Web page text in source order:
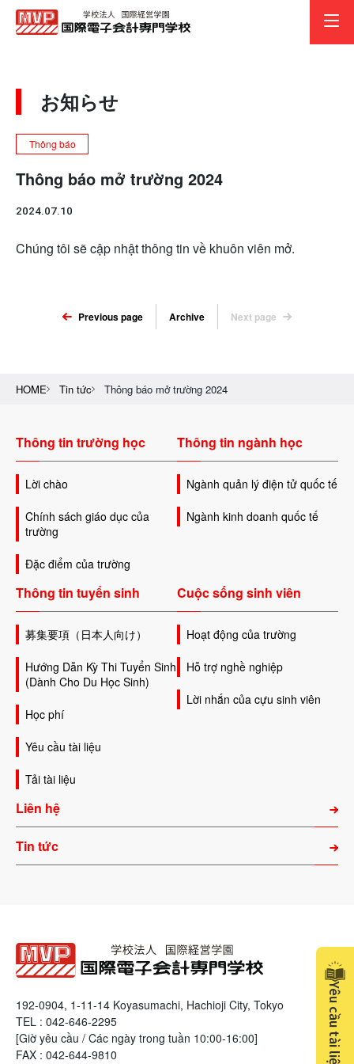
thực
Yêu cầu tài liệu
お知らせ
Thông báo
Thông báo mở trường 2024
2024.07.10
Chúng tôi sẽ cập nhật thông tin về khuôn viên mở.
Previous page Archive Next page
HOME Tin tức Thông báo mở trường 2024
Thông tin trường học
Lời chào
Chính sách giáo dục của
trường
Đặc điểm của trường
Thông tin ngành học
Ngành quản lý điện tử quốc tế
Ngành kinh doanh quốc tế
Thông tin tuyển sinh
募集要項（日本人向け）
Hướng Dẫn Kỳ Thi Tuyển Sinh
(Dành Cho Du Học Sinh)
Học phí
Yêu cầu tài liệu
Tải tài liệu
Cuộc sống sinh viên
Hoạt động của trường
Hỗ trợ nghề nghiệp
Lời nhắn của cựu sinh viên
Liên hệ
Tin tức
192-0904, 1-11-14 Koyasumachi, Hachioji City, Tokyo
TEL : 042-646-2295
[Giờ yêu cầu / Các ngày trong tuần 10:00-16:00]
FAX : 042-644-9810